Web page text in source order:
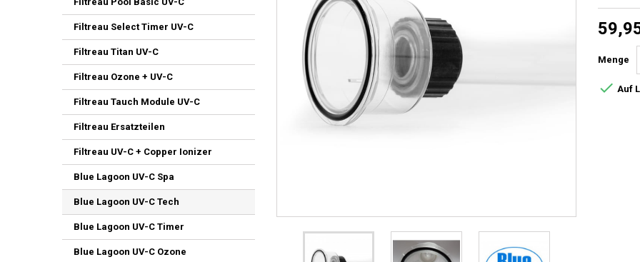
Filtreau Select Timer UV-C
Filtreau Titan UV-C
Filtreau Ozone + UV-C
Filtreau Tauch Module UV-C
Filtreau Ersatzteilen
Filtreau UV-C + Copper Ionizer
Blue Lagoon UV-C Spa
Blue Lagoon UV-C Tech
Blue Lagoon UV-C Timer
Blue Lagoon UV-C Ozone
Menge
 Auf